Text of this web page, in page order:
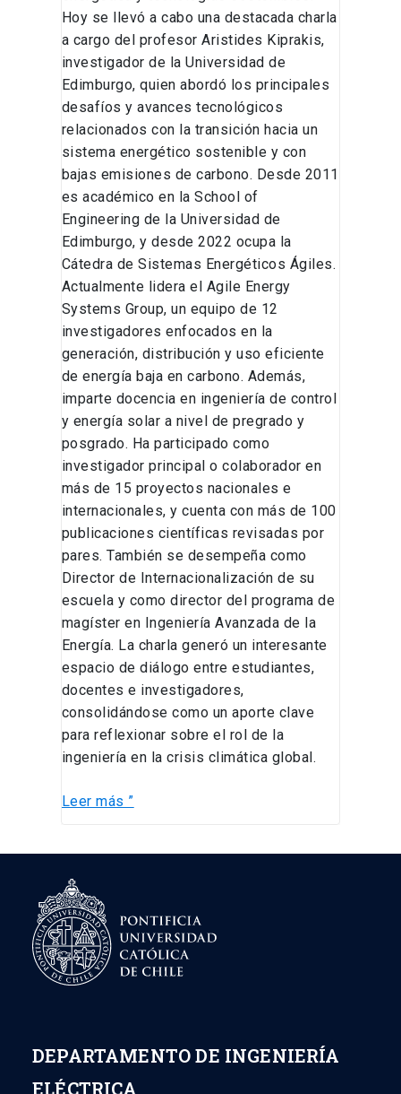
Hoy se llevó a cabo una destacada charla
a cargo del profesor Aristides Kiprakis,
investigador de la Universidad de
Edimburgo, quien abordó los principales
desafíos y avances tecnológicos
relacionados con la transición hacia un
sistema energético sostenible y con
bajas emisiones de carbono. Desde 2011
es académico en la School of
Engineering de la Universidad de
Edimburgo, y desde 2022 ocupa la
Cátedra de Sistemas Energéticos Ágiles.
Actualmente lidera el Agile Energy
Systems Group, un equipo de 12
investigadores enfocados en la
generación, distribución y uso eficiente
de energía baja en carbono. Además,
imparte docencia en ingeniería de control
y energía solar a nivel de pregrado y
posgrado. Ha participado como
investigador principal o colaborador en
más de 15 proyectos nacionales e
internacionales, y cuenta con más de 100
publicaciones científicas revisadas por
pares. También se desempeña como
Director de Internacionalización de su
escuela y como director del programa de
magíster en Ingeniería Avanzada de la
Energía. La charla generó un interesante
espacio de diálogo entre estudiantes,
docentes e investigadores,
consolidándose como un aporte clave
para reflexionar sobre el rol de la
ingeniería en la crisis climática global.
Leer más ”
DEPARTAMENTO DE INGENIERÍA
ELÉCTRICA